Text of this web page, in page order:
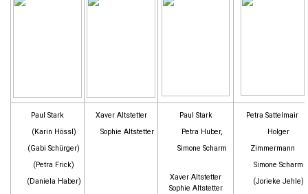
Paul Stark
(Karin Hössl)
(Gabi Schürger)
(Petra Frick)
(Daniela Haber)
Xaver Altstetter
Sophie Altstetter
Paul Stark
Petra Huber,
Simone Scharm
Xaver Altstetter
Sophie Altstetter
Petra Sattelmair
Holger
Zimmermann
Simone Scharm
(Jorieke Jehle)